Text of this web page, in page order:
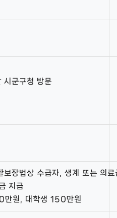
시군구청 방문
장법상 수급자, 생계 또는 의
지급
만원, 대학생 150만원